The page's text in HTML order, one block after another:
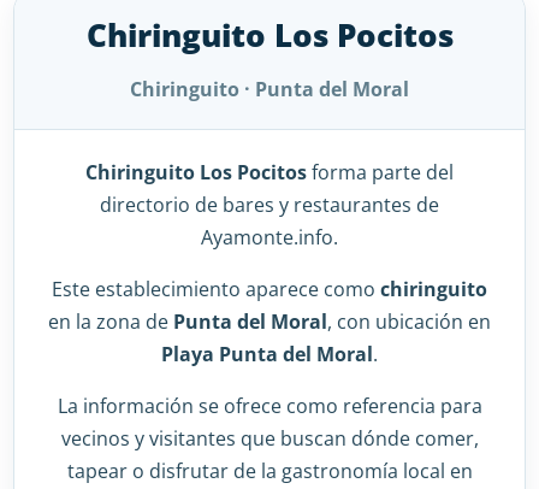
Chiringuito Los Pocitos
Chiringuito · Punta del Moral
Chiringuito Los Pocitosforma parte del
directorio de bares y restaurantes de
Ayamonte.info.
Este establecimiento aparece como chiringuito
en la zona de Punta del Moral, con ubicación en
Playa Punta del Moral.
La información se ofrece como referencia para
vecinos y visitantes que buscan dónde comer,
tapear o disfrutar de la gastronomía local en